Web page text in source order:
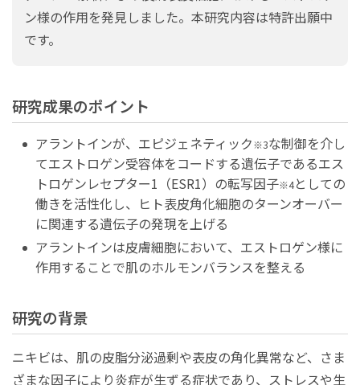
ン様の作用を発見しました。本研究内容は特許出願中
です。
研究成果のポイント
アラントインが、エピジェネティック※3な制御を介し
てエストロゲン受容体をコードする遺伝子であるエス
トロゲンレセプター1（ESR1）の転写因子※4としての
働きを活性化し、ヒト表皮角化細胞のターンオーバー
に関連する遺伝子の発現を上げる
アラントインは皮膚細胞において、エストロゲン様に
作用することで肌のホルモンバランスを整える
研究の背景
ニキビは、肌の皮脂分泌過剰や表皮の角化異常など、さま
ざまな因子により炎症が生ずる症状であり、ストレスや生